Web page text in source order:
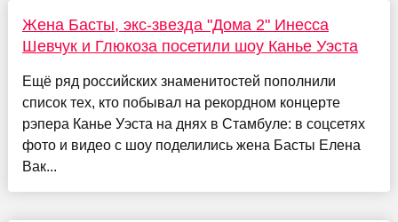
Жена Басты, экс-звезда "Дома 2" Инесса
Шевчук и Глюкоза посетили шоу Канье Уэста
Ещё ряд российских знаменитостей пополнили
список тех, кто побывал на рекордном концерте
рэпера Канье Уэста на днях в Стамбуле: в соцсетях
фото и видео с шоу поделились жена Басты Елена
Вак...